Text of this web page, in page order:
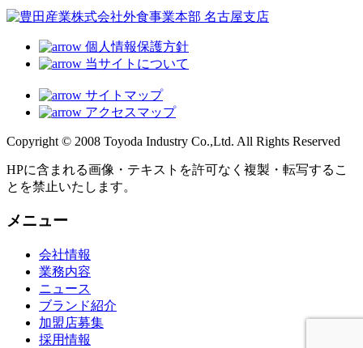
個人情報保護方針
当サイトについて
サイトマップ
アクセスマップ
Copyright © 2008 Toyoda Industry Co.,Ltd. All Rights Reserved
HPに含まれる画像・テキストを許可なく複製・転写するこ
とを禁止いたします。
メニュー
会社情報
業務内容
ニュース
ブランド紹介
加盟店募集
採用情報